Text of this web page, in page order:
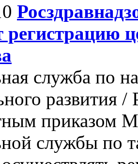
регистрацию
служба по
развития /
приказом
службы по